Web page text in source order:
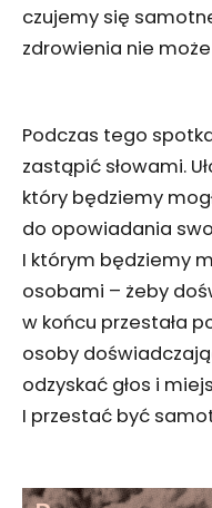
czujemy się
zdrowienia nie
Podczas tego
zastąpić słowami.
który będziemy
do opowiadania
I którym będziemy
osobami – żeby
w końcu przestała
osoby
odzyskać głos i
I przestać być